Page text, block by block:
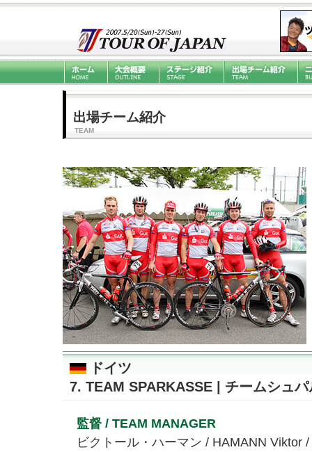
出場チーム紹介
TEAM
ドイツ
7. TEAM SPARKASSE | チームシュパ
監督 / TEAM MANAGER
ビクトール・ハーマン / HAMANN Viktor